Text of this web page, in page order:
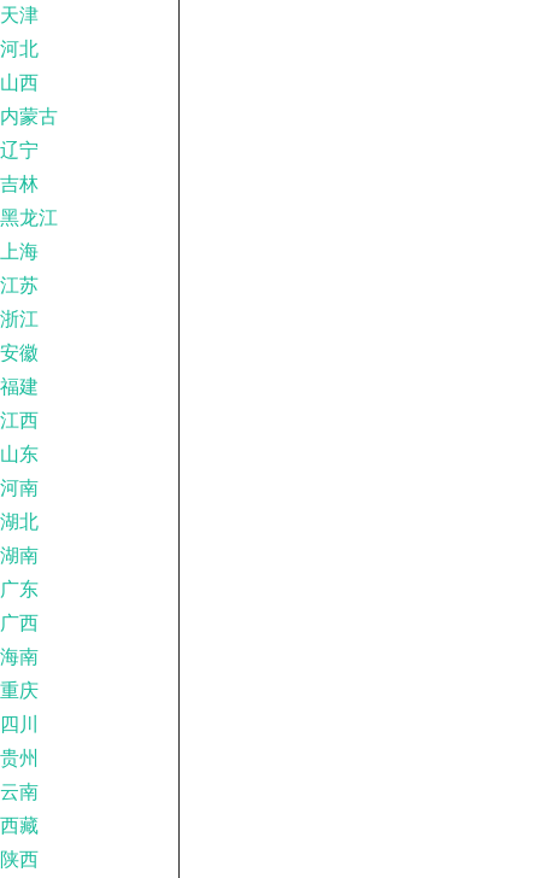
天津
河北
山西
内蒙古
辽宁
吉林
黑龙江
上海
江苏
浙江
安徽
福建
江西
山东
河南
湖北
湖南
广东
广西
海南
重庆
四川
贵州
云南
西藏
陕西